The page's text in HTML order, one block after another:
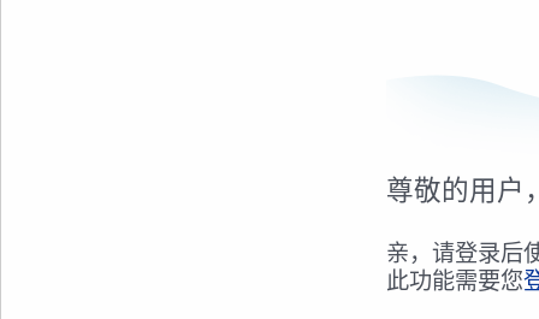
尊敬的用户
亲，请登录后
此功能需要您